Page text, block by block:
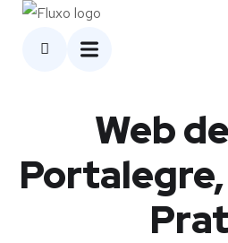
Web